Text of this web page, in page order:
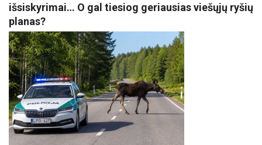
išsiskyrimai… O gal tiesiog geriausias viešųjų ryšių
planas?